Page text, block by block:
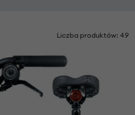
Liczba produktów: 49